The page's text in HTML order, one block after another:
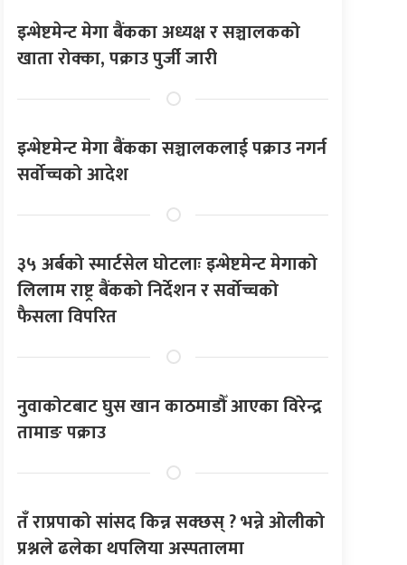
इन्भेष्टमेन्ट मेगा बैंकका अध्यक्ष र सञ्चालकको
खाता रोक्का, पक्राउ पुर्जी जारी
इन्भेष्टमेन्ट मेगा बैंकका सञ्चालकलाई पक्राउ नगर्न
सर्वोच्चको आदेश
३५ अर्बको स्मार्टसेल घोटलाः इन्भेष्टमेन्ट मेगाको
लिलाम राष्ट्र बैंकको निर्देशन र सर्वोच्चको
फैसला विपरित
नुवाकोटबाट घुस खान काठमाडौँ आएका विरेन्द्र
तामाङ पक्राउ
तँ राप्रपाको सांसद किन्न सक्छस् ? भन्ने ओलीको
प्रश्नले ढलेका थपलिया अस्पतालमा